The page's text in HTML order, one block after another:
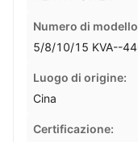
Numero di
5/8/10/15 KVA--
Luogo di origine:
Cina
Certificazione: